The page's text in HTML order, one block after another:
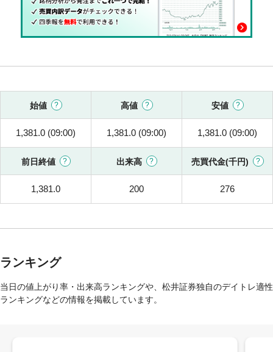
始値 高値 安値
1,381.0 (09:00) 1,381.0 (09:00) 1,381.0 (09:00)
前日終値 出来高 売買代金(千円)
1,381.0 200 276
ランキング
当日の値上がり率・出来高ランキングや、松井証券独自のデイトレ適性
ランキングなどの情報を掲載しています。